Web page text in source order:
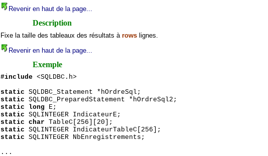
Revenir en haut de la page...
Description
Fixe la taille des tableaux des résultats à rowslignes.
Revenir en haut de la page...
Exemple
#include<SQLDBC.h>
static SQLDBC_Statement *hOrdreSql;
static SQLDBC_PreparedStatement *hOrdreSql2;
static long E;
static SQLINTEGER IndicateurE;
static char TableC[256][20];
static SQLINTEGER IndicateurTableC[256];
static SQLINTEGER NbEnregistrements;
...